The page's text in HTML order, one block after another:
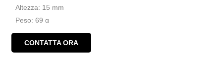
Altezza: 15 mm
Peso: 69 g
MOQ: 3000 pezzi
CONTATTA ORA